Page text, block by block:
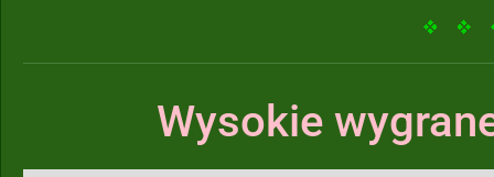
Wysokie